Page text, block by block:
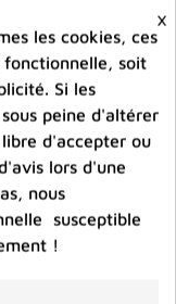
favorite_border
produit
×
les cookies, ces
fonctionnelle, soit
Si les
peine d'altérer
d'accepter ou
lors d'une
nous
susceptible
!